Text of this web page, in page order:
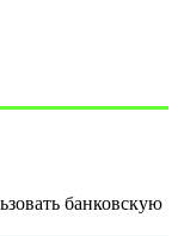
банковскую